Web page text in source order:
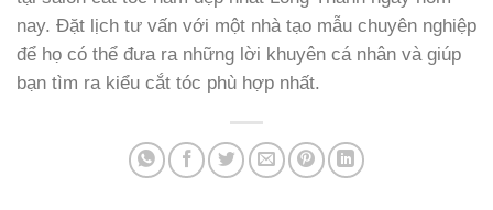
nay. Đặt lịch tư vấn với một nhà tạo mẫu chuyên nghiệp
để họ có thể đưa ra những lời khuyên cá nhân và giúp
bạn tìm ra kiểu cắt tóc phù hợp nhất.